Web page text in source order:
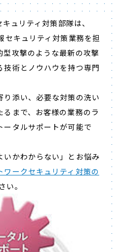
ュリティ対策部隊は、
キュリティ対策業務を担
型攻撃のような最新の攻撃
技術とノウハウを持つ専門
添い、必要な対策の洗い
まで、お客様の業務のラ
ータルサポートが可能で
いかわからない」とお悩み
ワークセキュリティ対策の
い。